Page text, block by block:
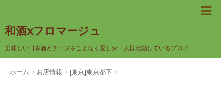
和酒xフロマージュ
美味しい日本酒とチーズをこよなく愛しお一人様活動しているブログ
ホーム > お店情報 > [東京]東京都下 >